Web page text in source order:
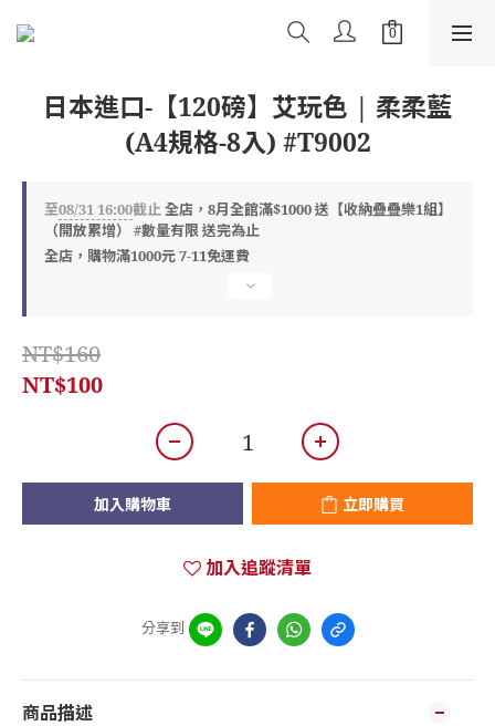
日本進口-【120磅】艾玩色 | 柔柔藍
(A4規格-8入) #T9002
至08/31 16:00截止全店，8月全館滿$1000 送【收納疊疊樂1組】
（開放累增） #數量有限 送完為止
全店，購物滿1000元 7-11免運費
NT$160
NT$100
加入購物車 立即購買
加入追蹤清單
分享到
商品描述